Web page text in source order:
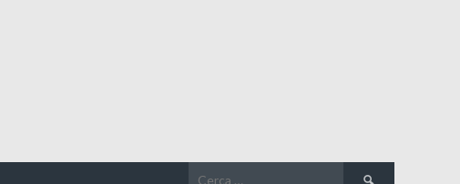
Ricerca